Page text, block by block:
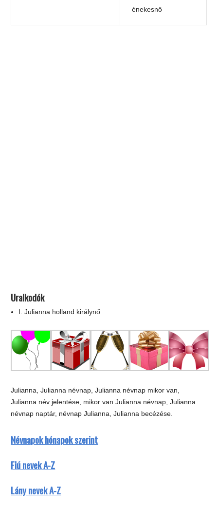
énekesnő
Uralkodók
I. Julianna holland királynő
Julianna, Julianna névnap, Julianna névnap mikor van,
Julianna név jelentése, mikor van Julianna névnap, Julianna
névnap naptár, névnap Julianna, Julianna becézése.
Névnapok hónapok szerint
Fiú nevek A-Z
Lány nevek A-Z